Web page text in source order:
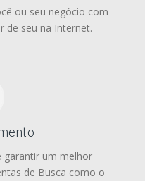
ou seu negócio com
de seu na Internet.
um melhor
de Busca como o